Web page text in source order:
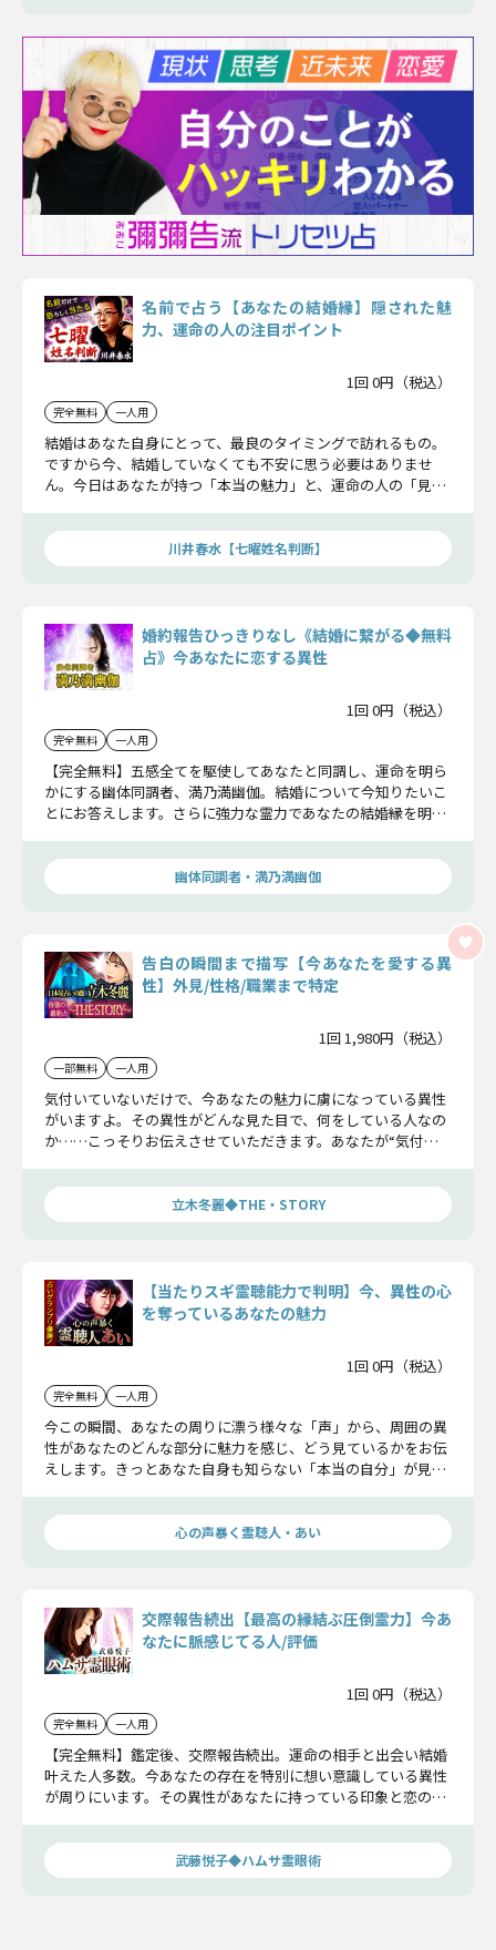
名前で占う【あなたの結婚縁】隠された魅
力、運命の人の注目ポイント
1回 0円（税込）
完全無料 一人用
結婚はあなた自身にとって、最良のタイミングで訪れるもの。
ですから今、結婚していなくても不安に思う必要はありませ
ん。今日はあなたが持つ「本当の魅力」と、運命の人の「見極
川井春水【七曜姓名判断】
婚約報告ひっきりなし《結婚に繋がる◆無料
占》今あなたに恋する異性
1回 0円（税込）
完全無料 一人用
【完全無料】五感全てを駆使してあなたと同調し、運命を明ら
かにする幽体同調者、満乃満幽伽。結婚について今知りたいこ
とにお答えします。さらに強力な霊力であなたの結婚縁を明ら
幽体同調者・満乃満幽伽
告白の瞬間まで描写【今あなたを愛する異
性】外見/性格/職業まで特定
1回 1,980円（税込）
一部無料 一人用
気付いていないだけで、今あなたの魅力に虜になっている異性
がいますよ。その異性がどんな見た目で、何をしている人なの
か……こっそりお伝えさせていただきます。あなたが“気付く
立木冬麗◆THE・STORY
【当たりスギ霊聴能力で判明】今、異性の心
を奪っているあなたの魅力
1回 0円（税込）
完全無料 一人用
今この瞬間、あなたの周りに漂う様々な「声」から、周囲の異
性があなたのどんな部分に魅力を感じ、どう見ているかをお伝
えします。きっとあなた自身も知らない「本当の自分」が見え
心の声暴く霊聴人・あい
交際報告続出【最高の縁結ぶ圧倒霊力】今あ
なたに脈感じてる人/評価
1回 0円（税込）
完全無料 一人用
【完全無料】鑑定後、交際報告続出。運命の相手と出会い結婚
叶えた人多数。今あなたの存在を特別に想い意識している異性
が周りにいます。その異性があなたに持っている印象と恋の可
武藤悦子◆ハムサ霊眼術